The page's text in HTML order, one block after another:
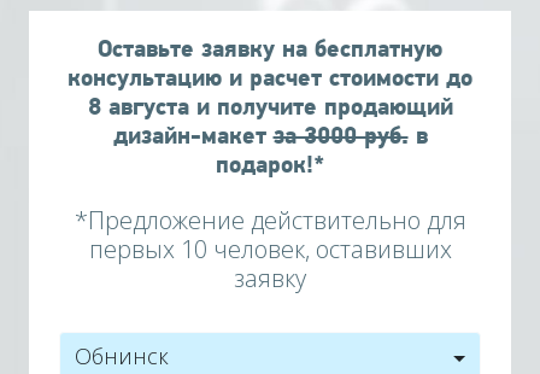
Оставьте заявку на бесплатную
консультацию и расчет стоимости до
8 августаи получите продающий
дизайн-макетза 3000 руб.в
подарок!*
*Предложение действительно для
первых 10 человек, оставивших
заявку
Обнинск